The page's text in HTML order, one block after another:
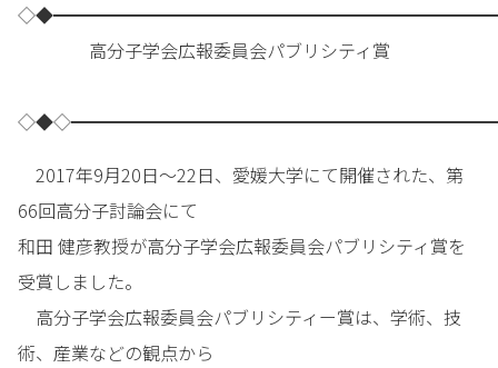
高分子学会広報委員会パブリシティ賞
2017年9月20日～22日、愛媛大学にて開催された、第
66回高分子討論会にて
和田 健彦教授が高分子学会広報委員会パブリシティ賞を
受賞しました。
高分子学会広報委員会パブリシティー賞は、学術、技
術、産業などの観点から